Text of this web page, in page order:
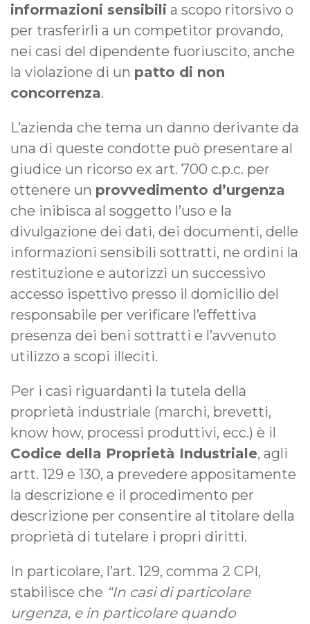
informazioni sensibili a scopo ritorsivo o
per trasferirli a un competitor provando,
nei casi del dipendente fuoriuscito, anche
la violazione di un patto di non
concorrenza.
L’azienda che tema un danno derivante da
una di queste condotte può presentare al
giudice un ricorso ex art. 700 c.p.c. per
ottenere un provvedimento d’urgenza
che inibisca al soggetto l’uso e la
divulgazione dei dati, dei documenti, delle
informazioni sensibili sottratti, ne ordini la
restituzione e autorizzi un successivo
accesso ispettivo presso il domicilio del
responsabile per verificare l’effettiva
presenza dei beni sottratti e l’avvenuto
utilizzo a scopi illeciti.
Per i casi riguardanti la tutela della
proprietà industriale (marchi, brevetti,
know how, processi produttivi, ecc.) è il
Codice della Proprietà Industriale, agli
artt. 129 e 130, a prevedere appositamente
la descrizione e il procedimento per
descrizione per consentire al titolare della
proprietà di tutelare i propri diritti.
In particolare, l’art. 129, comma 2 CPI,
stabilisce che “In casi di particolare
urgenza, e in particolare quando